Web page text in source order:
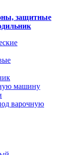
защитные
машину
варочную